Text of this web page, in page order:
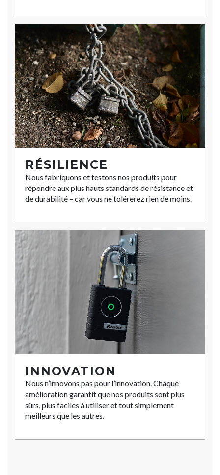
RÉSILIENCE
Nous fabriquons et testons nos produits pour
répondre aux plus hauts standards de résistance et
de durabilité – car vous ne tolérerez rien de moins.
INNOVATION
Nous n’innovons pas pour l’innovation. Chaque
amélioration garantit que nos produits sont plus
sûrs, plus faciles à utiliser et tout simplement
meilleurs que les autres.